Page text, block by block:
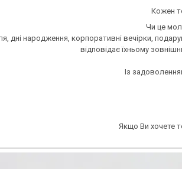
Кожен
Чи це
дні народження, корпоративні вечірки,
відповідає їхньому
Із
Якщо Ви хочете